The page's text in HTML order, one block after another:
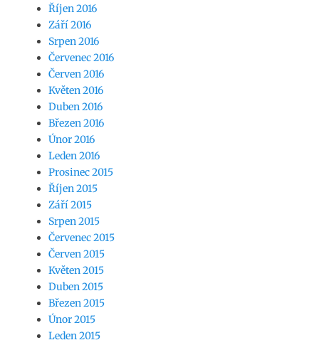
Říjen 2016
Září 2016
Srpen 2016
Červenec 2016
Červen 2016
Květen 2016
Duben 2016
Březen 2016
Únor 2016
Leden 2016
Prosinec 2015
Říjen 2015
Září 2015
Srpen 2015
Červenec 2015
Červen 2015
Květen 2015
Duben 2015
Březen 2015
Únor 2015
Leden 2015